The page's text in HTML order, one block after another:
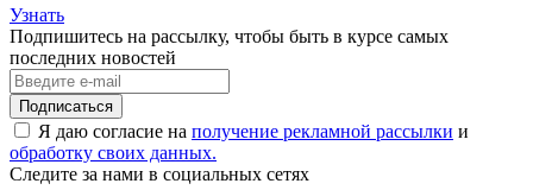
Узнать
Подпишитесь на рассылку, чтобы быть в курсе самых
последних новостей
Я даю согласие на получение рекламной рассылки и
обработку своих данных.
Следите за нами в социальных сетях